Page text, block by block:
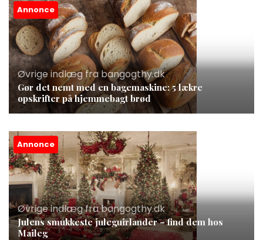
Annonce
Øvrige indlæg fra bangogthy.dk
Gør det nemt med en bagemaskine: 5 lækre
opskrifter på hjemmebagt brød
Annonce
Øvrige indlæg fra bangogthy.dk
Julens smukkeste juleguirlander – find dem hos
Maileg